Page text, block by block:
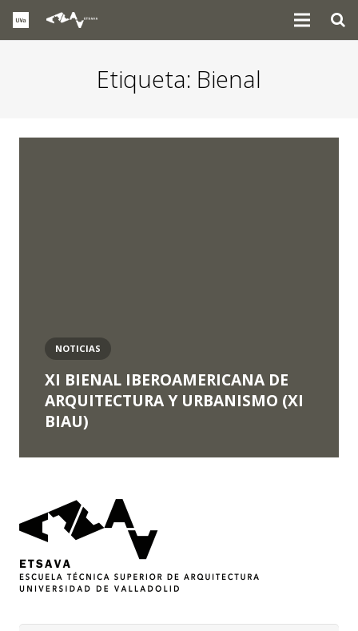
Etiqueta: Bienal
XI BIENAL IBEROAMERICANA DE
ARQUITECTURA Y URBANISMO (XI
BIAU)
NOTICIAS